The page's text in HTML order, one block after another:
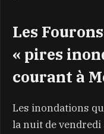
Les
« pires
courant à
Les inondations
la nuit de vendredi